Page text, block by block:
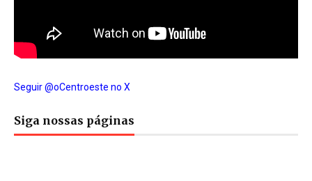
Seguir @oCentroeste no X
Siga nossas páginas